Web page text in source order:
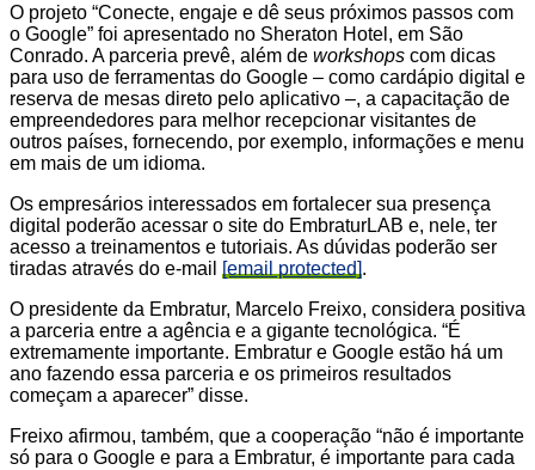
O projeto “Conecte, engaje e dê seus próximos passos com
o Google” foi apresentado no Sheraton Hotel, em São
Conrado. A parceria prevê, além de workshops com dicas
para uso de ferramentas do Google – como cardápio digital e
reserva de mesas direto pelo aplicativo –, a capacitação de
empreendedores para melhor recepcionar visitantes de
outros países, fornecendo, por exemplo, informações e menu
em mais de um idioma.
Os empresários interessados em fortalecer sua presença
digital poderão acessar o site do EmbraturLAB e, nele, ter
acesso a treinamentos e tutoriais. As dúvidas poderão ser
tiradas através do e-mail
[email protected].
O presidente da Embratur, Marcelo Freixo, considera positiva
a parceria entre a agência e a gigante tecnológica. “É
extremamente importante. Embratur e Google estão há um
ano fazendo essa parceria e os primeiros resultados
começam a aparecer” disse.
Freixo afirmou, também, que a cooperação “não é importante
só para o Google e para a Embratur, é importante para cada